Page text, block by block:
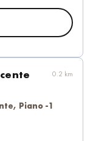
0.2 km
Piano -1